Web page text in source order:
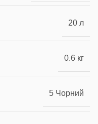
20 л
0.6 кг
5 Чорний